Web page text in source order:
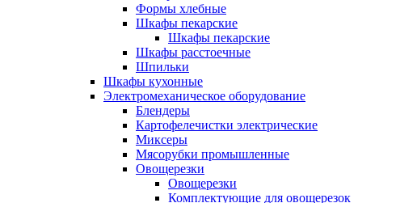
Формы хлебные
Шкафы пекарские
Шкафы пекарские
Шкафы расстоечные
Шпильки
Шкафы кухонные
Электромеханическое оборудование
Блендеры
Картофелечистки электрические
Миксеры
Мясорубки промышленные
Овощерезки
Овощерезки
Комплектующие для овощерезок